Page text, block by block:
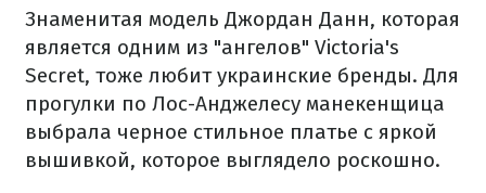
Знаменитая модель Джордан Данн, которая
является одним из "ангелов" Victoria's
Secret, тоже любит украинские бренды. Для
прогулки по Лос-Анджелесу манекенщица
выбрала черное стильное платье с яркой
вышивкой, которое выглядело роскошно.